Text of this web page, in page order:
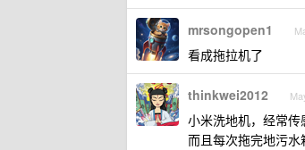
mrsongopen1
看成拖拉机了
thinkwei2012
小米洗地机，经常传
而且每次拖完地污